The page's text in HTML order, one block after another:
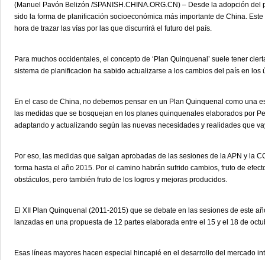
Máximo legislador chino
Máximo órgano asesor
Máximo órgamo asesor
China pondrá mayor
(Manuel Pavón Belizón /SPANISH.CHINA.ORG.CN) – Desde la adopción
sido la forma de planificación socioeconómica más importante de China.
hora de trazar las vías por las que discurrirá el futuro del país.
Para muchos occidentales, el concepto de ‘Plan Quinquenal’ suele tener
sistema de planificacion ha sabido actualizarse a los cambios del país en los
En el caso de China, no debemos pensar en un Plan Quinquenal como una
las medidas que se bosquejan en los planes quinquenales elaborados por
adaptando y actualizando según las nuevas necesidades y realidades que
Por eso, las medidas que salgan aprobadas de las sesiones de la APN y la
forma hasta el año 2015. Por el camino habrán sufrido cambios, fruto de
obstáculos, pero también fruto de los logros y mejoras producidos.
El XII Plan Quinquenal (2011-2015) que se debate en las sesiones de este
lanzadas en una propuesta de 12 partes elaborada entre el 15 y el 18 de
Esas líneas mayores hacen especial hincapié en el desarrollo del mercado